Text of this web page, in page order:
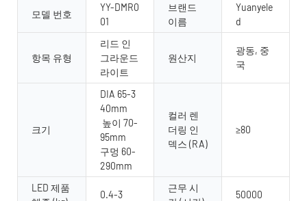
모델 번호
YY-DMR0
01
브랜드
이름
Yuanyele
d
항목 유형
리드 인
그라운드
라이트
원산지
광동, 중
국
크기
DIA 65-3
40mm
높이 70-
95mm
구멍 60-
290mm
컬러 렌
더링 인
덱스 (RA)
≥80
LED 제품
0.4-3
근무 시
50000